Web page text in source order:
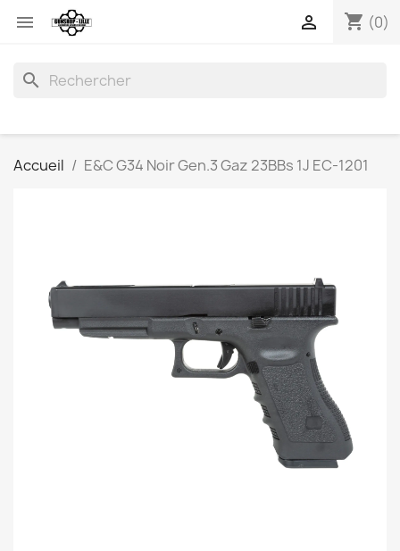
 shopping_cart (0)

search
Accueil E&C G34 Noir Gen.3 Gaz 23BBs 1J EC-1201